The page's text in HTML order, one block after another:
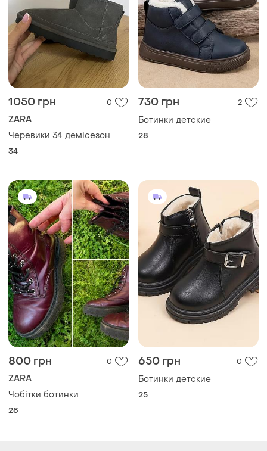
1050 грн 0
ZARA
Черевики 34 демісезон
34
730 грн 2
Ботинки детские
28
800 грн 0
ZARA
Чобітки ботинки
28
650 грн 0
Ботинки детские
25